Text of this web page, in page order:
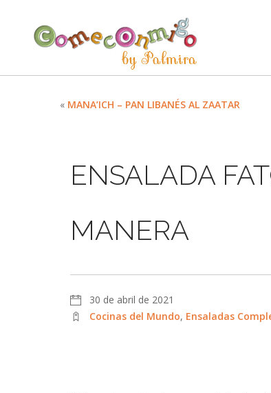
« MANA’ICH – PAN LIBANÉS AL ZAATAR
ENSALADA
MANERA
30 de abril de 2021
Cocinas del Mundo, Ensaladas